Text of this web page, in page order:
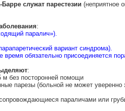
служат парестезии (неприятное
:
паралич»).
вариант синдрома).
время обязательно присоединяется
:
м без посторонней помощи
парезы (больной не может
параличами или